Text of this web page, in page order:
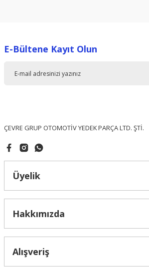
Ürün resmi kalitesiz, bozuk veya
E-Bültene Kayıt Olun
ÇEVRE GRUP OTOMOTİV YEDEK PARÇA LTD. ŞTİ.
Üyelik
Hakkımızda
Alışveriş